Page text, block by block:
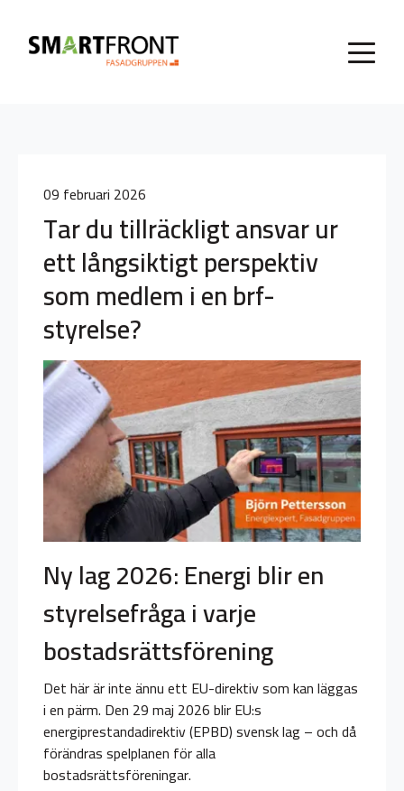
09 februari 2026
Tar du tillräckligt ansvar ur
ett långsiktigt perspektiv
som medlem i en brf-
styrelse?
Ny lag 2026: Energi blir en
styrelsefråga i varje
bostadsrättsförening
Det här är inte ännu ett EU-direktiv som kan läggas
i en pärm. Den 29 maj 2026 blir EU:s
energiprestandadirektiv (EPBD) svensk lag – och då
förändras spelplanen för alla
bostadsrättsföreningar.